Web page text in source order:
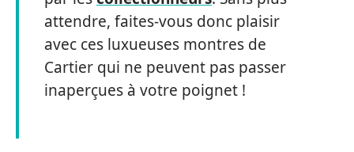
attendre, faites-vous donc plaisir
avec ces luxueuses montres de
Cartier qui ne peuvent pas passer
inaperçues à votre poignet !